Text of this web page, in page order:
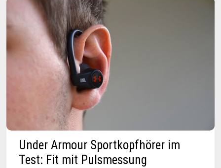
Under Armour Sportkopfhörer im
Test: Fit mit Pulsmessung